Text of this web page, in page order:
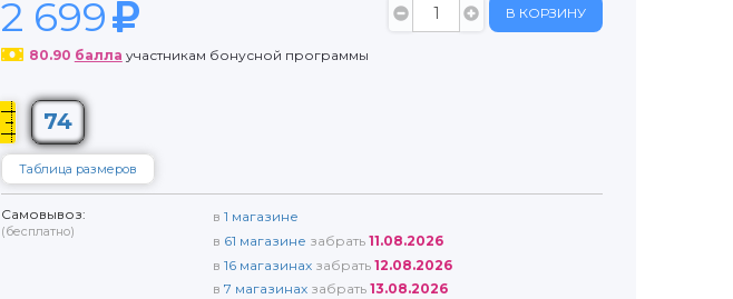
2 699 В КОРЗИНУ
80.90 балла участникам бонусной программы
74
Таблица размеров
Самовывоз:
(бесплатно)
в 1 магазине
в 61 магазине забрать 11.08.2026
в 16 магазинах забрать 12.08.2026
в 7 магазинах забрать 13.08.2026